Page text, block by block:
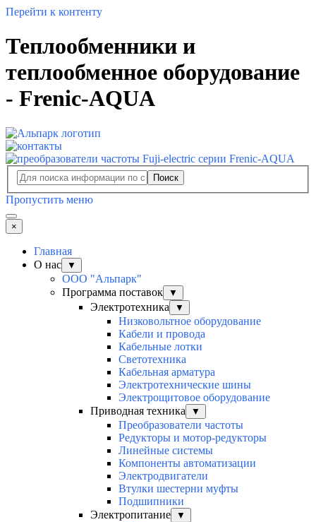
Перейти к контенту
Теплообменники и
теплообменное оборудование
- Frenic-AQUA
Поиск
Пропустить меню
×
Главная
О нас
▼
ООО "Альпарк"
Программа поставок
▼
Электротехника ▼
Низковольтное оборудование
Кабели и провода
Кабельные лотки
Светотехника
Кабельная арматура
Электротехнические шины
Электрощитовое оборудование
Приводная техника
▼
Преобразователи частоты
Редукторы и мотор-редукторы
Линейные системы
Компоненты автоматизации
Электродвигатели
Втулки шестерни муфты
Подшипники
Электропитание
▼